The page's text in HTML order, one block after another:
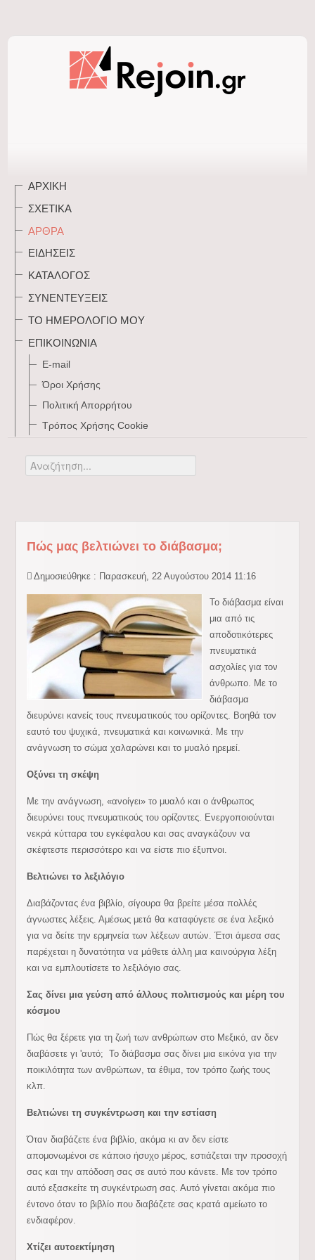
ΑΡΧΙΚΉ
ΣΧΕΤΙΚΆ
ΆΡΘΡΑ
ΕΙΔΉΣΕΙΣ
ΚΑΤΆΛΟΓΟΣ
ΣΥΝΕΝΤΕΎΞΕΙΣ
ΤΟ ΗΜΕΡΟΛΌΓΙΌ ΜΟΥ
ΕΠΙΚΟΙΝΩΝΊΑ
E-mail
Όροι Χρήσης
Πολιτική Απορρήτου
Τρόπος Xρήσης Cookie
Αναζήτηση...
Πώς μας βελτιώνει το διάβασμα;
Δημοσιεύθηκε : Παρασκευή, 22 Αυγούστου 2014 11:16
Το διάβασμα είναι
μια από τις
αποδοτικότερες
πνευματικά
ασχολίες για τον
άνθρωπο. Με το
διάβασμα
διευρύνει κανείς τους πνευματικούς του ορίζοντες. Βοηθά τον
εαυτό του ψυχικά, πνευματικά και κοινωνικά. Με την
ανάγνωση το σώμα χαλαρώνει και το μυαλό ηρεμεί.
Οξύνει τη σκέψη
Με την ανάγνωση, «ανοίγει» το μυαλό και ο άνθρωπος
διευρύνει τους πνευματικούς του ορίζοντες. Ενεργοποιούνται
νεκρά κύτταρα του εγκέφαλου και σας αναγκάζουν να
σκέφτεστε περισσότερο και να είστε πιο έξυπνοι.
Βελτιώνει το λεξιλόγιο
Διαβάζοντας ένα βιβλίο, σίγουρα θα βρείτε μέσα πολλές
άγνωστες λέξεις. Αμέσως μετά θα καταφύγετε σε ένα λεξικό
για να δείτε την ερμηνεία των λέξεων αυτών. Έτσι άμεσα σας
παρέχεται η δυνατότητα να μάθετε άλλη μια καινούργια λέξη
και να εμπλουτίσετε το λεξιλόγιο σας.
Σας δίνει μια γεύση από άλλους πολιτισμούς και μέρη του
κόσμου
Πώς θα ξέρετε για τη ζωή των ανθρώπων στο Μεξικό, αν δεν
διαβάσετε γι 'αυτό; Το διάβασμα σας δίνει μια εικόνα για την
ποικιλότητα των ανθρώπων, τα έθιμα, τον τρόπο ζωής τους
κλπ.
Βελτιώνει τη συγκέντρωση και την εστίαση
Όταν διαβάζετε ένα βιβλίο, ακόμα κι αν δεν είστε
απομονωμένοι σε κάποιο ήσυχο μέρος, εστιάζεται την προσοχή
σας και την απόδοση σας σε αυτό που κάνετε. Με τον τρόπο
αυτό εξασκείτε τη συγκέντρωση σας. Αυτό γίνεται ακόμα πιο
έντονο όταν το βιβλίο που διαβάζετε σας κρατά αμείωτο το
ενδιαφέρον.
Χτίζει αυτοεκτίμηση